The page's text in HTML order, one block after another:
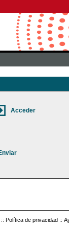
:: Política de privacidad ::